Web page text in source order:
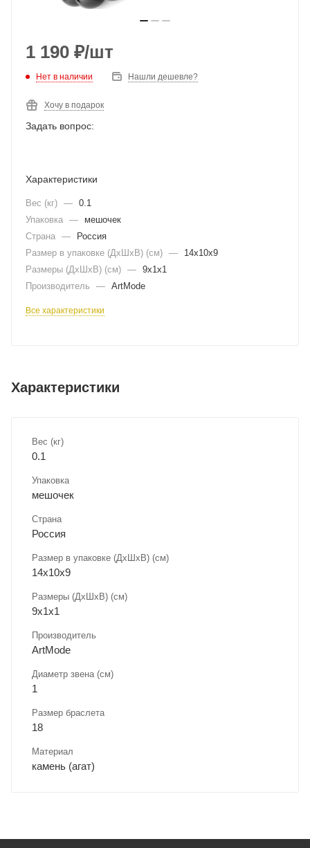
1 190 ₽/шт
Нет в наличии Нашли дешевле?
Хочу в подарок
Задать вопрос:
Характеристики
Вес (кг) — 0.1
Упаковка —
мешочек
Страна —
Россия
Размер в упаковке (ДхШxВ) (см) —
14х10х9
Размеры (ДxШxВ) (см) — 9х1х1
Производитель
— ArtMode
Все характеристики
Характеристики
Вес (кг)
0.1
Упаковка
мешочек
Страна
Россия
Размер в упаковке (ДхШxВ) (см)
14х10х9
Размеры (ДxШxВ) (см)
9х1х1
Производитель
ArtMode
Диаметр звена (см)
1
Размер браслета
18
Материал
камень (агат)